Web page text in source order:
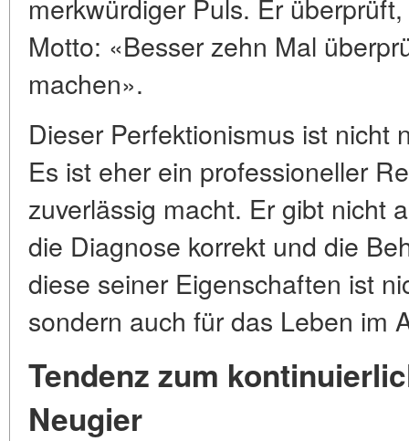
merkwürdiger Puls. Er
Motto: «Besser zehn Mal
machen».
Dieser Perfektionismus ist nicht
Es ist eher ein professioneller
zuverlässig macht. Er gibt nicht
die Diagnose korrekt und die
diese seiner Eigenschaften ist
sondern auch für das Leben im
Tendenz zum
Neugier